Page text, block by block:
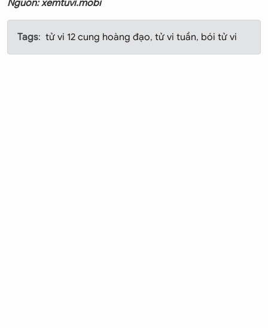
Nguồn: xemtuvi.mobi
Tags: tử vi 12 cung hoàng đạo, tử vi tuần, bói tử vi